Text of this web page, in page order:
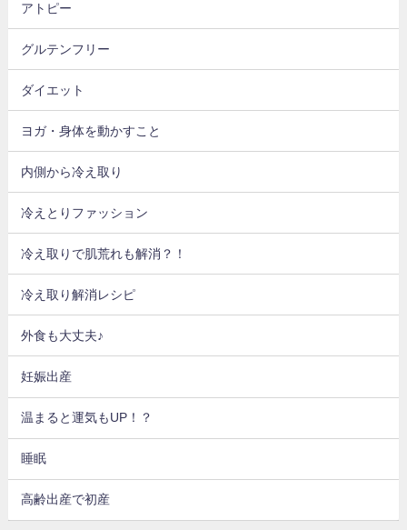
アトピー
グルテンフリー
ダイエット
ヨガ・身体を動かすこと
内側から冷え取り
冷えとりファッション
冷え取りで肌荒れも解消？！
冷え取り解消レシピ
外食も大丈夫♪
妊娠出産
温まると運気もUP！？
睡眠
高齢出産で初産